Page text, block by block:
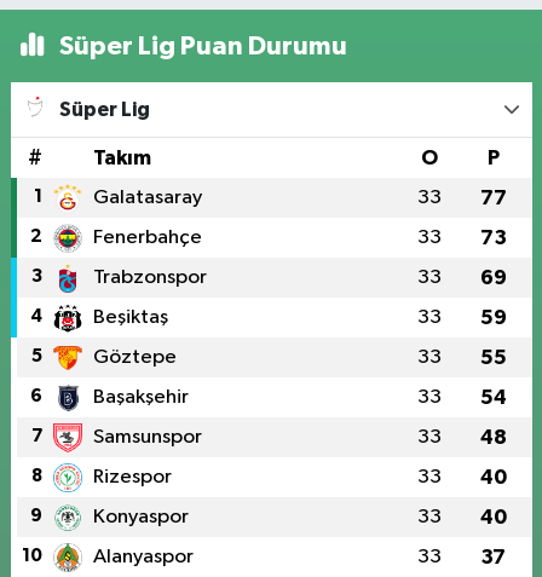
Süper Lig Puan Durumu
Süper Lig
# Takım O P
1 Galatasaray 33 77
2 Fenerbahçe 33 73
3 Trabzonspor 33 69
4 Beşiktaş 33 59
5 Göztepe 33 55
6 Başakşehir 33 54
7 Samsunspor 33 48
8 Rizespor 33 40
9 Konyaspor 33 40
10 Alanyaspor 33 37